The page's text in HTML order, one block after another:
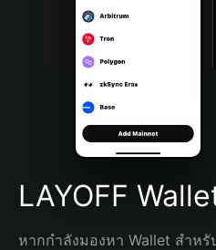
Bahasa Indonesia
Português (Brasil)
Español (Argentina)
LAYOFF
หากกำลังมองหา Wallet สำห